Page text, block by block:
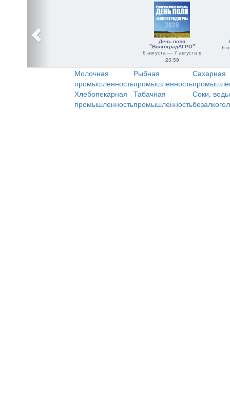
День поля
"ВолгоградАГРО"
6 августа — 7 августа в
23:59
6
Молочная
промышленность
Рыбная
промышленность
Сахарная
Хлебопекарная
промышленность
Табачная
промышленность
Соки,